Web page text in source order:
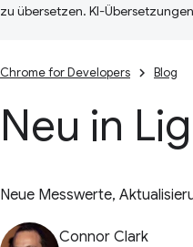
zu übersetzen. KI-
Chrome for Developers Blog
Neu in
Neue Messwerte,
Connor Clark